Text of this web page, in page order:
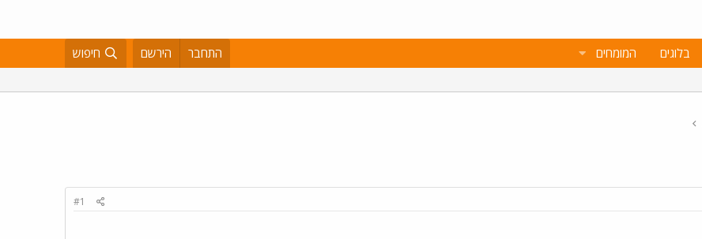
בלוגים המומחים התחבר הירשם חיפוש
#1